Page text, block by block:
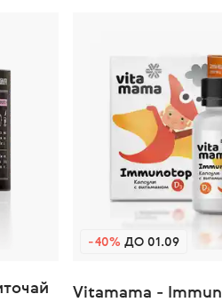
-40% ДО 01.09
Vitamama -